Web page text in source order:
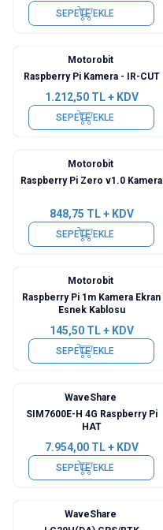
SEPETE EKLE
Motorobit
Raspberry Pi Kamera - IR-CUT
1.212,50TL + KDV
SEPETE EKLE
Motorobit
Raspberry Pi Zero v1.0 Kamera
848,75 TL + KDV
SEPETE EKLE
Motorobit
Raspberry Pi 1m Kamera Ekran
Esnek Kablosu
145,50TL + KDV
SEPETE EKLE
WaveShare
SIM7600E-H 4G Raspberry Pi
HAT
7.954,00TL + KDV
SEPETE EKLE
WaveShare